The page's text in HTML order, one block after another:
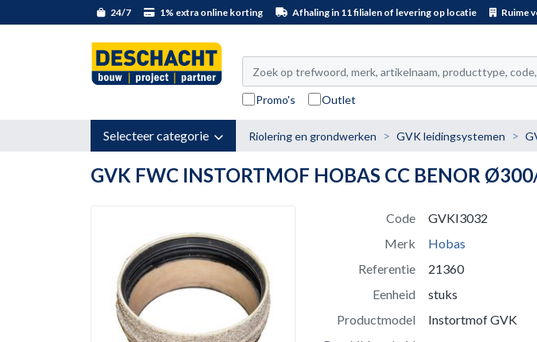
24/7 1% extra online korting Afhaling in 11 filialen of levering op locatie Ruime
Promo's Outlet
Selecteer categorie Riolering en grondwerken GVK leidingsystemen
GVK FWC INSTORTMOF HOBAS CC BENOR
Code
GVKI3032
Merk
Hobas
Referentie
21360
Eenheid
stuks
Productmodel
Instortmof GVK